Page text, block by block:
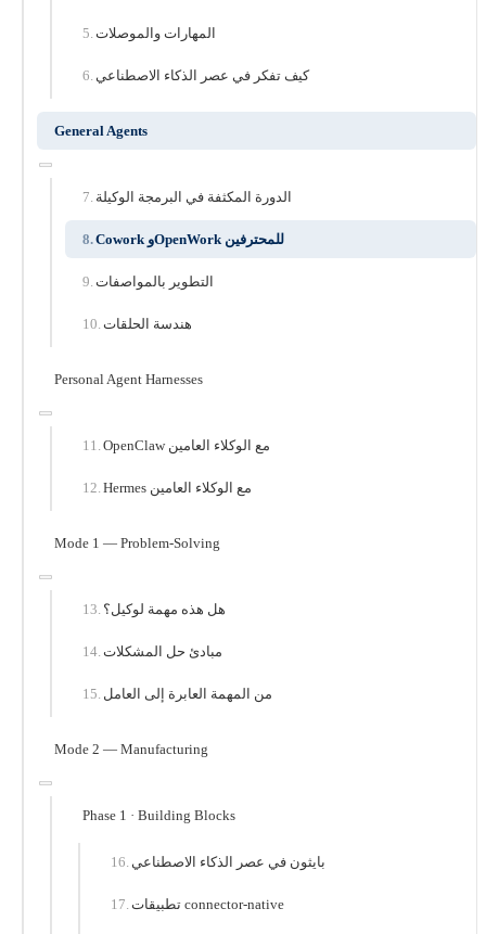
المهارات والموصلات
كيف تفكر في عصر الذكاء الاصطناعي
General Agents
الدورة المكثفة في البرمجة الوكيلة
Cowork وOpenWork للمحترفين
التطوير بالمواصفات
هندسة الحلقات
Personal Agent Harnesses
OpenClaw مع الوكلاء العامين
Hermes مع الوكلاء العامين
Mode 1 — Problem-Solving
هل هذه مهمة لوكيل؟
مبادئ حل المشكلات
من المهمة العابرة إلى العامل
Mode 2 — Manufacturing
Phase 1 · Building Blocks
بايثون في عصر الذكاء الاصطناعي
تطبيقات connector-native